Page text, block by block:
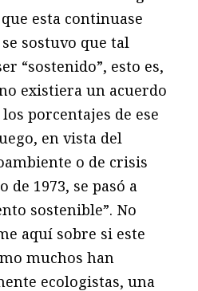
esta continuase
sostuvo que tal
“sostenido”, esto es,
existiera un acuerdo
porcentajes de ese
en vista del
o de crisis
de 1973, se pasó a
sostenible”. No
aquí sobre si este
muchos han
ecologistas, una